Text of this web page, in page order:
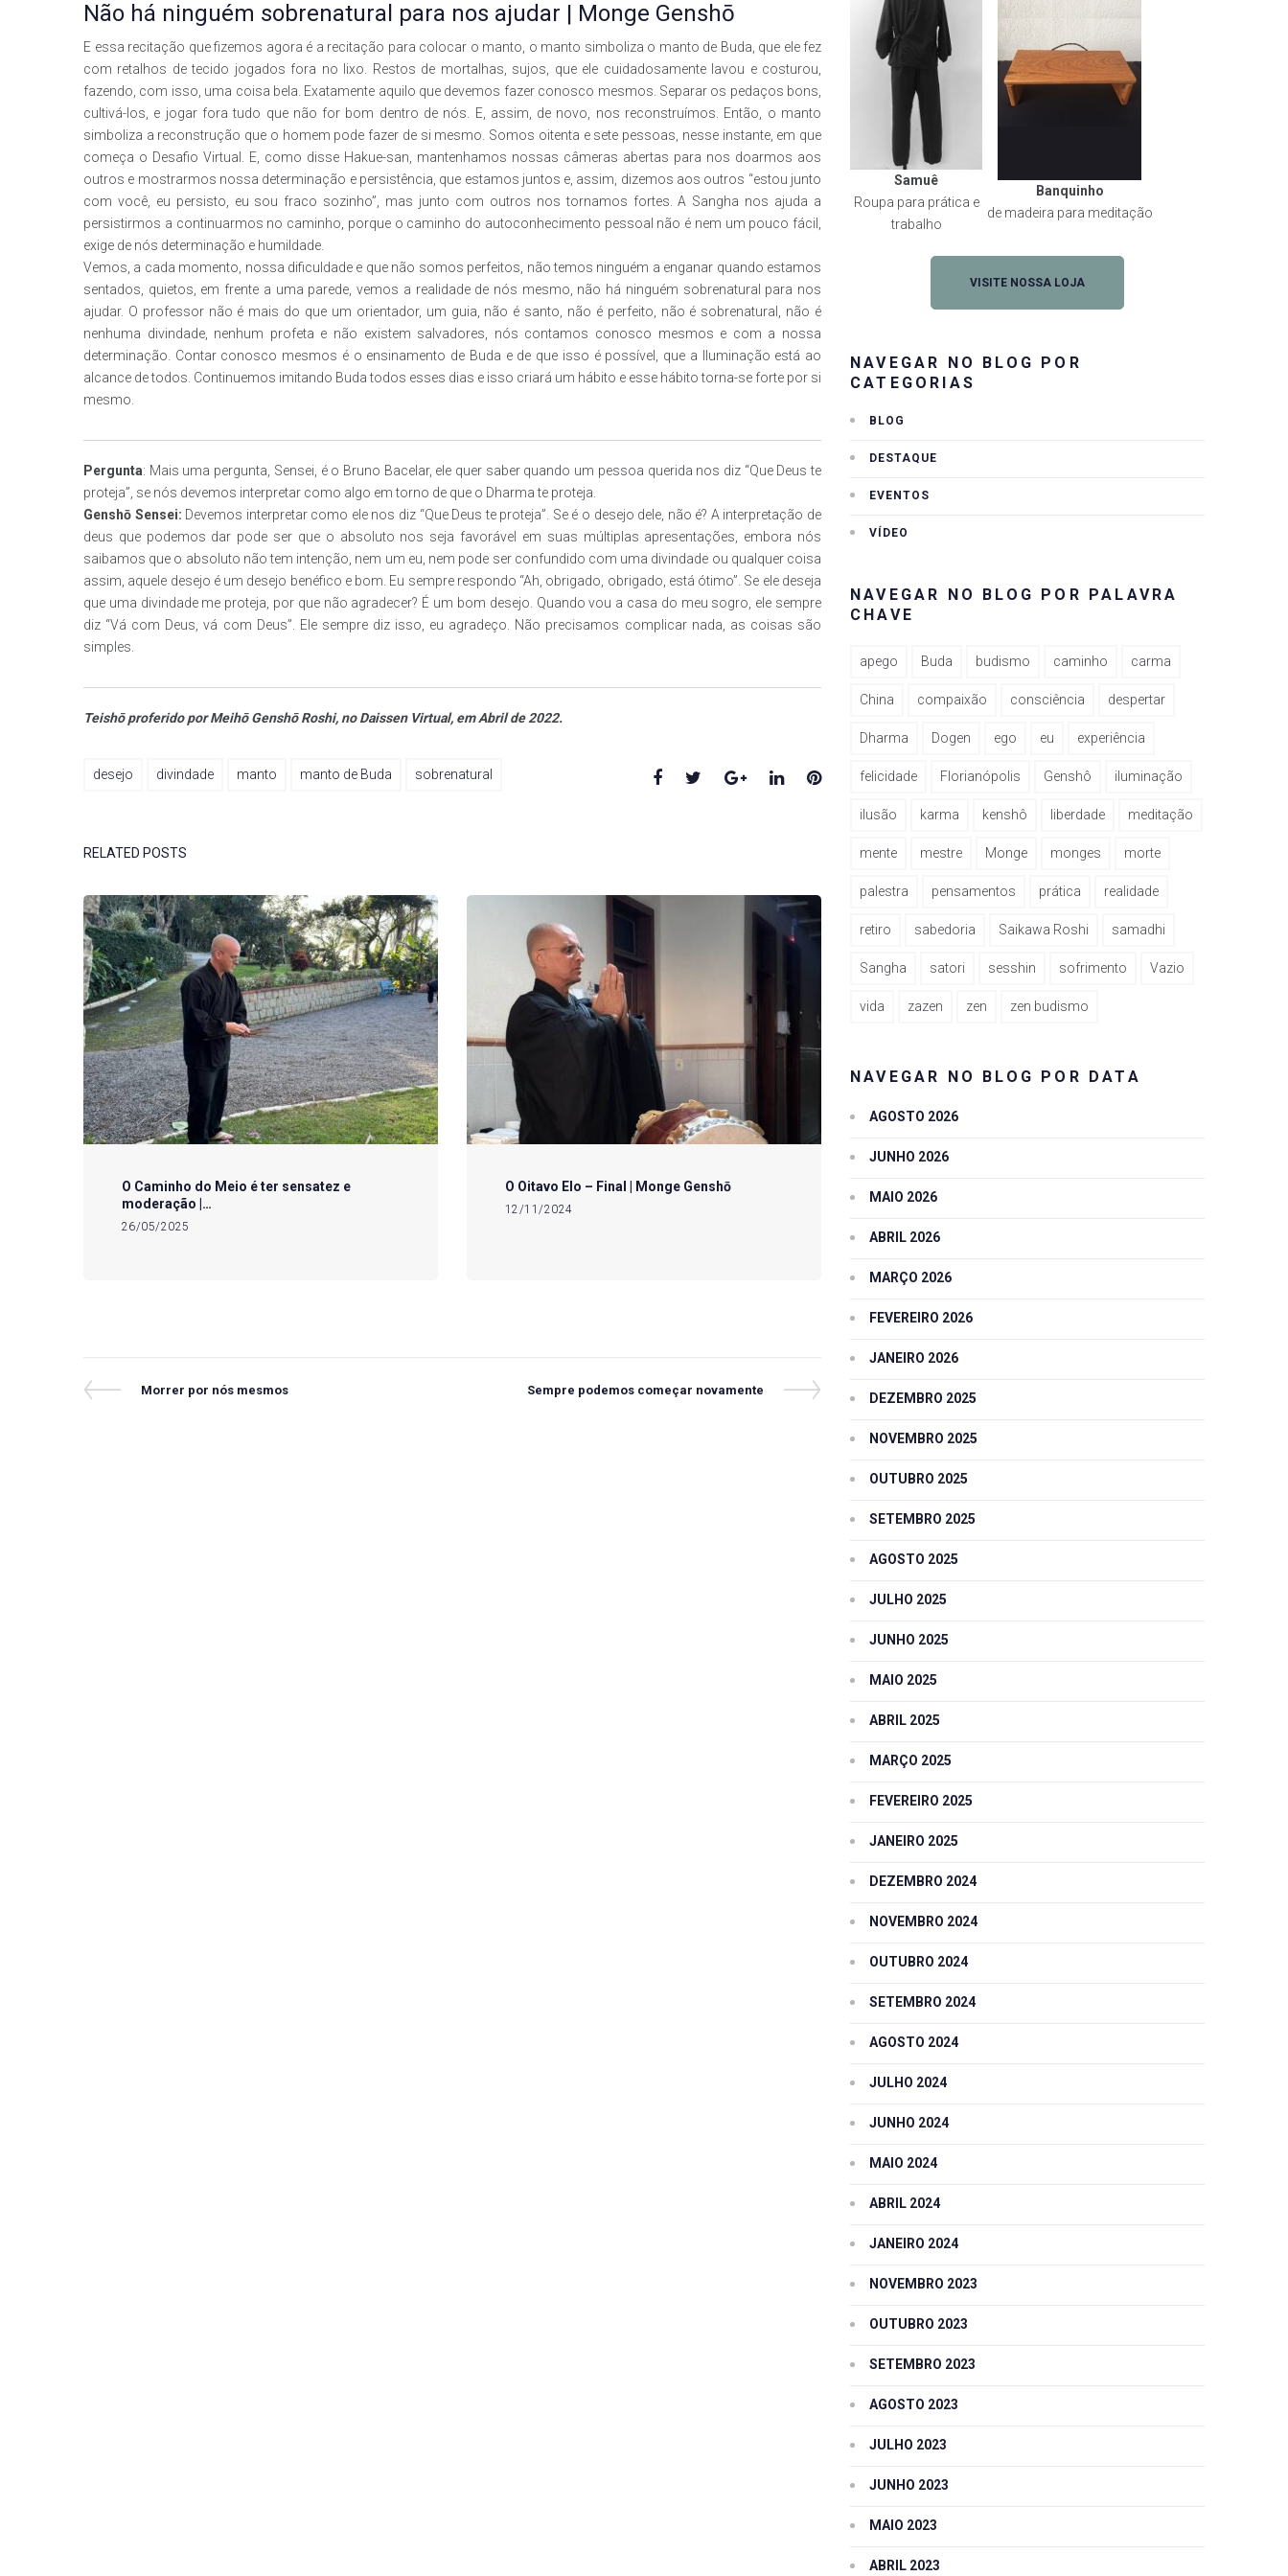
Não há ninguém sobrenatural para nos ajudar | Monge Genshō
E essa recitação que fizemos agora é a recitação para colocar o manto, o manto simboliza o manto de Buda, que ele fez
com retalhos de tecido jogados fora no lixo. Restos de mortalhas, sujos, que ele cuidadosamente lavou e costurou,
fazendo, com isso, uma coisa bela. Exatamente aquilo que devemos fazer conosco mesmos. Separar os pedaços bons,
cultivá-los, e jogar fora tudo que não for bom dentro de nós. E, assim, de novo, nos reconstruímos. Então, o manto
simboliza a reconstrução que o homem pode fazer de si mesmo. Somos oitenta e sete pessoas, nesse instante, em que
começa o Desafio Virtual. E, como disse Hakue-san, mantenhamos nossas câmeras abertas para nos doarmos aos
outros e mostrarmos nossa determinação e persistência, que estamos juntos e, assim, dizemos aos outros “estou junto
com você, eu persisto, eu sou fraco sozinho”, mas junto com outros nos tornamos fortes. A Sangha nos ajuda a
persistirmos a continuarmos no caminho, porque o caminho do autoconhecimento pessoal não é nem um pouco fácil,
exige de nós determinação e humildade.
Vemos, a cada momento, nossa dificuldade e que não somos perfeitos, não temos ninguém a enganar quando estamos
sentados, quietos, em frente a uma parede, vemos a realidade de nós mesmo, não há ninguém sobrenatural para nos
ajudar. O professor não é mais do que um orientador, um guia, não é santo, não é perfeito, não é sobrenatural, não é
nenhuma divindade, nenhum profeta e não existem salvadores, nós contamos conosco mesmos e com a nossa
determinação. Contar conosco mesmos é o ensinamento de Buda e de que isso é possível, que a Iluminação está ao
alcance de todos. Continuemos imitando Buda todos esses dias e isso criará um hábito e esse hábito torna-se forte por si
mesmo.
Pergunta: Mais uma pergunta, Sensei, é o Bruno Bacelar, ele quer saber quando um pessoa querida nos diz “Que Deus te
proteja”, se nós devemos interpretar como algo em torno de que o Dharma te proteja.
Genshō Sensei: Devemos interpretar como ele nos diz “Que Deus te proteja”. Se é o desejo dele, não é? A interpretação de
deus que podemos dar pode ser que o absoluto nos seja favorável em suas múltiplas apresentações, embora nós
saibamos que o absoluto não tem intenção, nem um eu, nem pode ser confundido com uma divindade ou qualquer coisa
assim, aquele desejo é um desejo benéfico e bom. Eu sempre respondo “Ah, obrigado, obrigado, está ótimo”. Se ele deseja
que uma divindade me proteja, por que não agradecer? É um bom desejo. Quando vou a casa do meu sogro, ele sempre
diz “Vá com Deus, vá com Deus”. Ele sempre diz isso, eu agradeço. Não precisamos complicar nada, as coisas são
simples.
Teishō proferido por Meihō Genshō Roshi, no Daissen Virtual, em Abril de 2022.
desejo divindade manto manto de Buda sobrenatural Facebook
TwitterGoogle+LinkedInPinterest
RELATED POSTS
O Caminho do Meio é ter sensatez e
moderação |…
26/05/2025
O Oitavo Elo – Final | Monge Genshō
12/11/2024
Navegação
Previous
Morrer por nós mesmos
Next
Sempre podemos começar novamente
Samuê
Roupa para prática e
trabalho
Banquinho
de madeira para meditação
VISITE NOSSA LOJA
NAVEGAR NO BLOG POR
CATEGORIAS
BLOG
DESTAQUE
EVENTOS
VÍDEO
NAVEGAR NO BLOG POR PALAVRA
CHAVE
apego Buda budismo caminho carma
China compaixão consciência despertar
Dharma Dogen ego eu experiência
felicidade Florianópolis Genshô iluminação
ilusão karma kenshô liberdade meditação
mente mestre Monge monges morte
palestra pensamentos prática realidade
retiro sabedoria Saikawa Roshi samadhi
Sangha satori sesshin sofrimento Vazio
vida zazen zen zen budismo
NAVEGAR NO BLOG POR DATA
AGOSTO 2026
JUNHO 2026
MAIO 2026
ABRIL 2026
MARÇO 2026
FEVEREIRO 2026
JANEIRO 2026
DEZEMBRO 2025
NOVEMBRO 2025
OUTUBRO 2025
SETEMBRO 2025
AGOSTO 2025
JULHO 2025
JUNHO 2025
MAIO 2025
ABRIL 2025
MARÇO 2025
FEVEREIRO 2025
JANEIRO 2025
DEZEMBRO 2024
NOVEMBRO 2024
OUTUBRO 2024
SETEMBRO 2024
AGOSTO 2024
JULHO 2024
JUNHO 2024
MAIO 2024
ABRIL 2024
JANEIRO 2024
NOVEMBRO 2023
OUTUBRO 2023
SETEMBRO 2023
AGOSTO 2023
JULHO 2023
JUNHO 2023
MAIO 2023
ABRIL 2023